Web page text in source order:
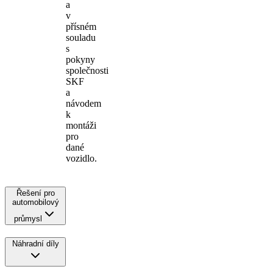
a
v
přísném
souladu
s
pokyny
společnosti
SKF
a
návodem
k
montáži
pro
dané
vozidlo.
Řešení pro
automobilový
průmysl
Náhradní díly